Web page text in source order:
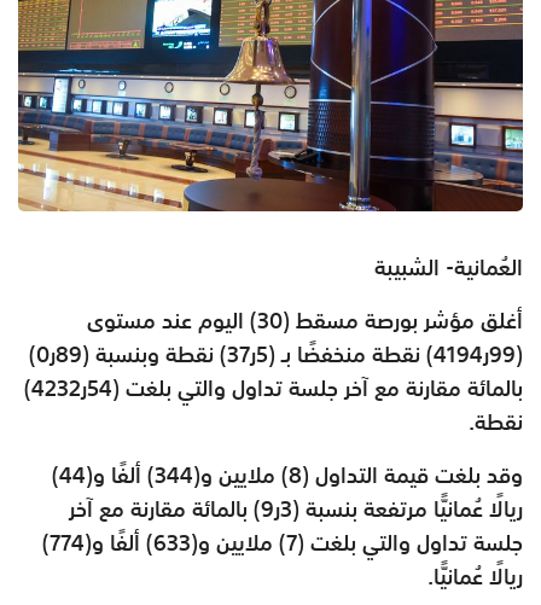
العُمانية- الشبيبة
أغلق مؤشر بورصة مسقط (30) اليوم عند مستوى
(99ر4194) نقطة منخفضًا بـ (5ر37) نقطة وبنسبة (89ر0)
بالمائة مقارنة مع آخر جلسة تداول والتي بلغت (54ر4232)
نقطة.
وقد بلغت قيمة التداول (8) ملايين و(344) ألفًا و(44)
ريالًا عُمانيًّا مرتفعة بنسبة (3ر9) بالمائة مقارنة مع آخر
جلسة تداول والتي بلغت (7) ملايين و(633) ألفًا و(774)
ريالًا عُمانيًّا.